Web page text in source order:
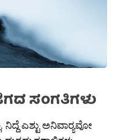
ಸಂಗತಿಗಳು
ಎಶ್ಟು ಅನಿವಾರ‍್ಯವೋ